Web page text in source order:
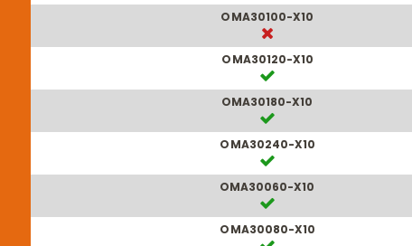
OMA30100-X10
OMA30120-X10
OMA30180-X10
OMA30240-X10
OMA30060-X10
OMA30080-X10